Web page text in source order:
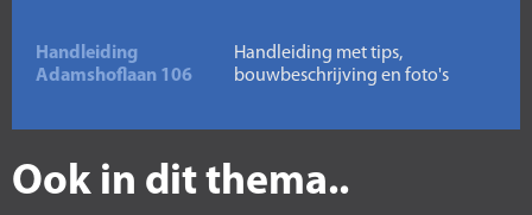
Handleiding
Adamshoflaan 106
Handleiding met tips,
bouwbeschrijving en foto's
Ook in dit thema..